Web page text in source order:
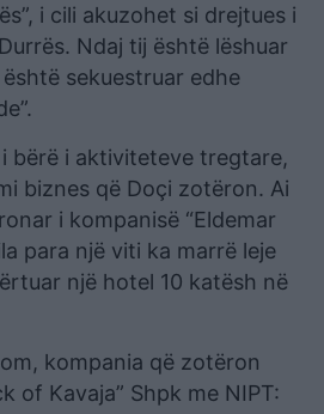
i cili akuzohet si drejtues i
Ndaj tij është lëshuar
sekuestruar edhe
bërë i aktiviteteve tregtare,
biznes që Doçi zotëron. Ai
i kompanisë “Eldemar
para një viti ka marrë leje
një hotel 10 katësh në
kompania që zotëron
of Kavaja” Shpk me NIPT: